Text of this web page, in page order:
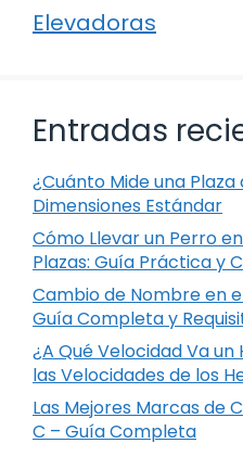
Elevadoras
Entradas
¿Cuánto Mide una
Dimensiones Estándar
Cómo Llevar un Perro
Plazas: Guía Práctica y
Cambio de Nombre en
Guía Completa y
¿A Qué Velocidad Va
las Velocidades de los
Las Mejores Marcas de
C – Guía Completa